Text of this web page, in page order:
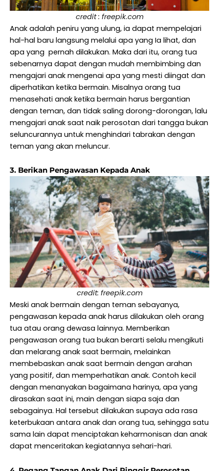
credit : freepik.com
Anak adalah peniru yang ulung, ia dapat mempelajari
hal-hal baru langsung melalui apa yang Ia lihat, dan
apa yang pernah dilakukan. Maka dari itu, orang tua
sebenarnya dapat dengan mudah membimbing dan
mengajari anak mengenai apa yang mesti diingat dan
diperhatikan ketika bermain. Misalnya orang tua
menasehati anak ketika bermain harus bergantian
dengan teman, dan tidak saling dorong-dorongan, lalu
mengajari anak saat naik perosotan dari tangga bukan
seluncurannya untuk menghindari tabrakan dengan
teman yang akan meluncur.
3. Berikan Pengawasan Kepada Anak
credit: freepik.com
Meski anak bermain dengan teman sebayanya,
pengawasan kepada anak harus dilakukan oleh orang
tua atau orang dewasa lainnya. Memberikan
pengawasan orang tua bukan berarti selalu mengikuti
dan melarang anak saat bermain, melainkan
membebaskan anak saat bermain dengan arahan
yang positif, dan memperhatikan anak. Contoh kecil
dengan menanyakan bagaimana harinya, apa yang
dirasakan saat ini, main dengan siapa saja dan
sebagainya. Hal tersebut dilakukan supaya ada rasa
keterbukaan antara anak dan orang tua, sehingga satu
sama lain dapat menciptakan keharmonisan dan anak
dapat menceritakan kegiatannya sehari-hari.